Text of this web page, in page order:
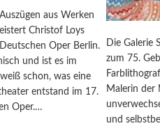
I
K
–
A
U
S
B
L
L
N
–
A
U
S
S
aus Werken
Christof Loys
Oper Berlin.
und ist es im
schon, was eine
entstand im 17.
Oper.…
Die Galerie
zum 75.
Malerin der
und